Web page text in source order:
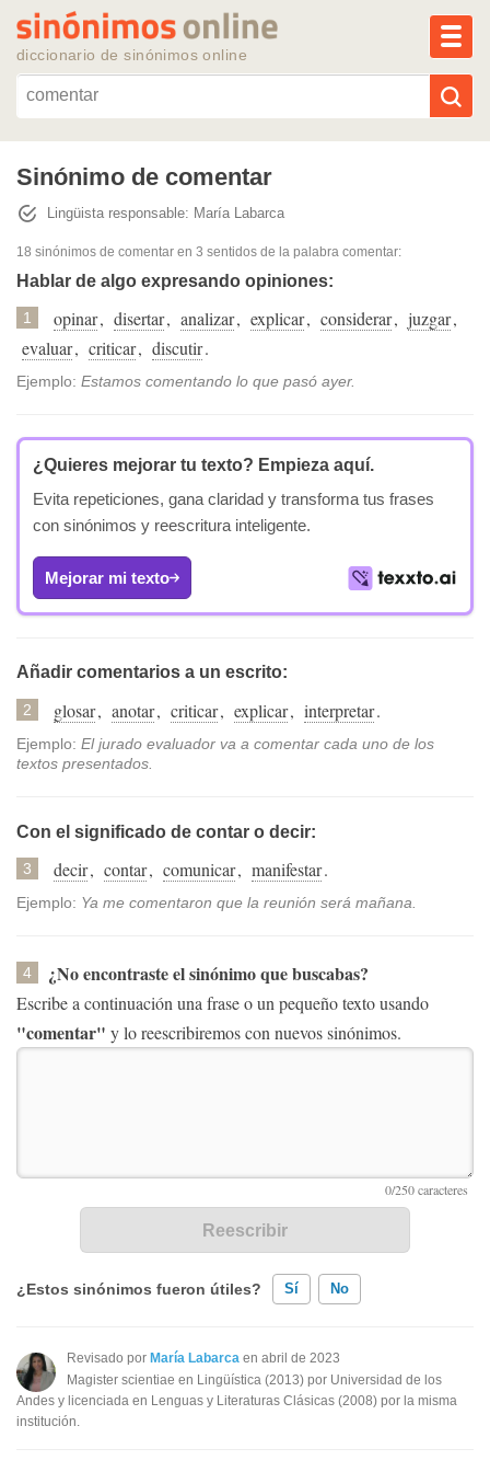
diccionario de sinónimos online
Reescribir texto con IA
Sinónimos populares
Temas populares
Temas recientes
Sinónimo de comentar
Lingüista responsable: María Labarca
18 sinónimos de comentar en 3 sentidos de la palabra comentar:
Hablar de algo expresando opiniones:
1 opinar, disertar, analizar, explicar, considerar, juzgar,
evaluar, criticar, discutir.
Ejemplo: Estamos comentando lo que pasó ayer.
¿Quieres mejorar tu texto? Empieza aquí.
Evita repeticiones, gana claridad y transforma tus frases
con sinónimos y reescritura inteligente.
Mejorar mi texto
Añadir comentarios a un escrito:
2 glosar, anotar, criticar, explicar, interpretar.
Ejemplo: El jurado evaluador va a comentar cada uno de los
textos presentados.
Con el significado de contar o decir:
3 decir, contar, comunicar, manifestar.
Ejemplo: Ya me comentaron que la reunión será mañana.
4 ¿No encontraste el sinónimo que buscabas?
Escribe a continuación una frase o un pequeño texto usando
"comentar" y lo reescribiremos con nuevos sinónimos.
¿Estos sinónimos fueron útiles? Sí No
Existen sinónimos incorrectos
Ninguno de los sinónimos presentados me ayudó
Revisado por María Labarca en abril de 2023
Magister scientiae en Lingüística (2013) por Universidad de los
Andes y licenciada en Lenguas y Literaturas Clásicas (2008) por la misma
institución.